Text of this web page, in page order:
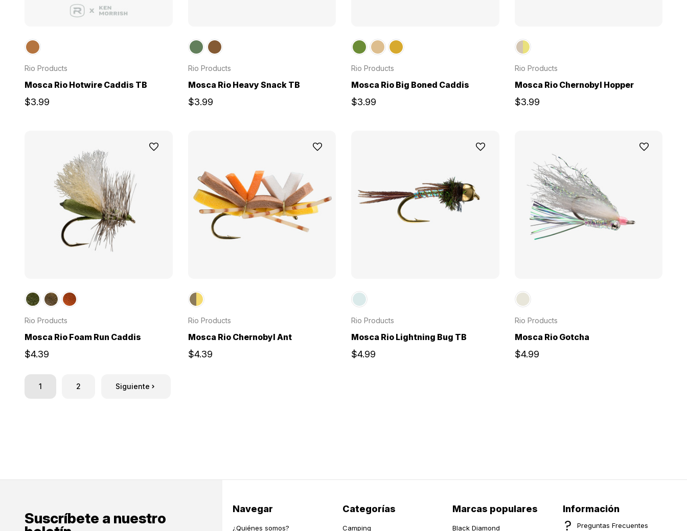
Rio Products
Mosca Rio Hotwire Caddis TB
$3.99
Rio Products
Mosca Rio Heavy Snack TB
$3.99
Rio Products
Mosca Rio Big Boned Caddis
$3.99
Rio Products
Mosca Rio Chernobyl Hopper
$3.99
Rio Products
Mosca Rio Foam Run Caddis
$4.39
Rio Products
Mosca Rio Chernobyl Ant
$4.39
Rio Products
Mosca Rio Lightning Bug TB
$4.99
Rio Products
Mosca Rio Gotcha
$4.99
1 2 Siguiente
Suscríbete a nuestro
Navegar
¿Quiénes somos?
Categorías
Camping
Marcas populares
Black Diamond
Información
Preguntas Frecuentes